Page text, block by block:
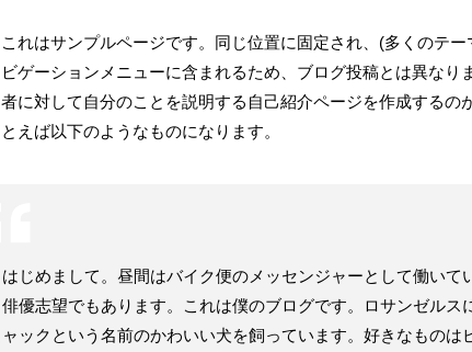
これはサンプルページです。同じ位置に固定され、(多くのテー
ビゲーションメニューに含まれるため、ブログ投稿とは異なり
者に対して自分のことを説明する自己紹介ページを作成するの
とえば以下のようなものになります。
はじめまして。昼間はバイク便のメッセンジャーとして働いて
俳優志望でもあります。これは僕のブログです。ロサンゼルス
ャックという名前のかわいい犬を飼っています。好きなものは